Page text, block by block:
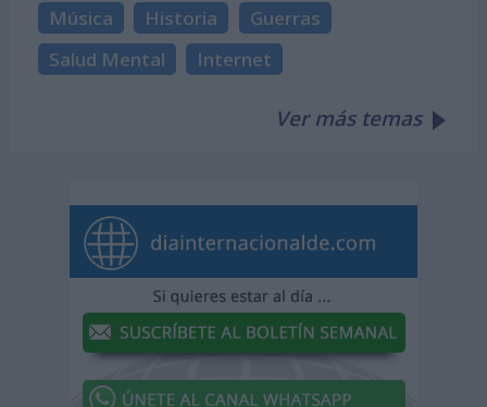
Música
Historia
Guerras
Salud Mental
Internet
Ver más temas